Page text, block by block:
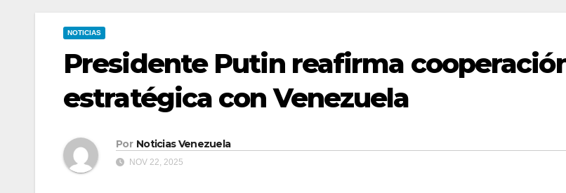
NOTICIAS
Presidente Putin reafirma
estratégica con Venezuela
Por Noticias Venezuela
NOV 22, 2025